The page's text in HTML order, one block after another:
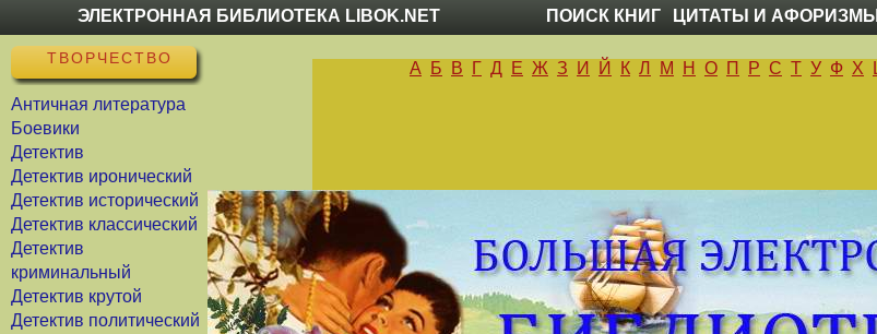
ЭЛЕКТРОННАЯ БИБЛИОТЕКА LIBOK.NET ПОИСК КНИГ ЦИТАТЫ И АФОРИЗМЫ
ТВОРЧЕСТВО
Античная литература
Боевики
Детектив
Детектив иронический
Детектив исторический
Детектив классический
Детектив
криминальный
Детектив крутой
Детектив политический
А Б В Г Д Е Ж З И Й К Л М Н О П Р С Т У Ф Х